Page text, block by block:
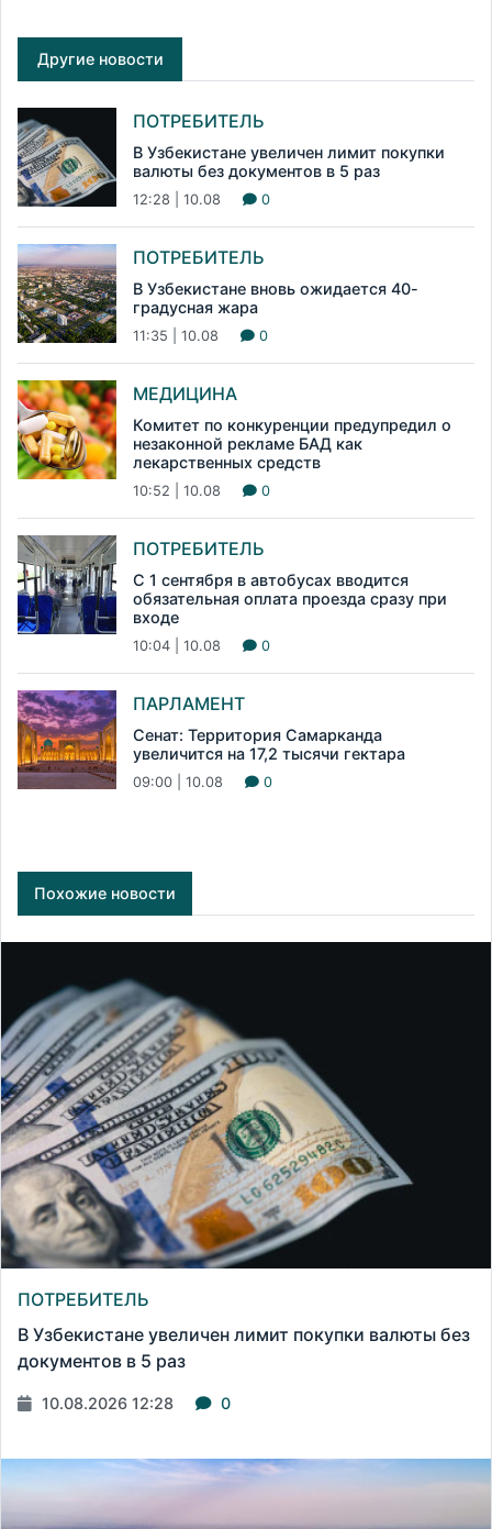
Другие новости
ПОТРЕБИТЕЛЬ
В Узбекистане увеличен лимит покупки
валюты без документов в 5 раз
12:28 | 10.08 0
ПОТРЕБИТЕЛЬ
В Узбекистане вновь ожидается 40-
градусная жара
11:35 | 10.08 0
МЕДИЦИНА
Комитет по конкуренции предупредил о
незаконной рекламе БАД как
лекарственных средств
10:52 | 10.08 0
ПОТРЕБИТЕЛЬ
С 1 сентября в автобусах вводится
обязательная оплата проезда сразу при
входе
10:04 | 10.08 0
ПАРЛАМЕНТ
Сенат: Территория Самарканда
увеличится на 17,2 тысячи гектара
09:00 | 10.08 0
Похожие новости
ПОТРЕБИТЕЛЬ
В Узбекистане увеличен лимит покупки валюты без
документов в 5 раз
10.08.2026 12:28 0